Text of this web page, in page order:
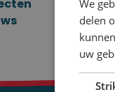
We
delen
uw